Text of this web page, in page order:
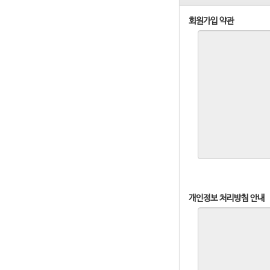
회원가입 약관
개인정보 처리방침 안내